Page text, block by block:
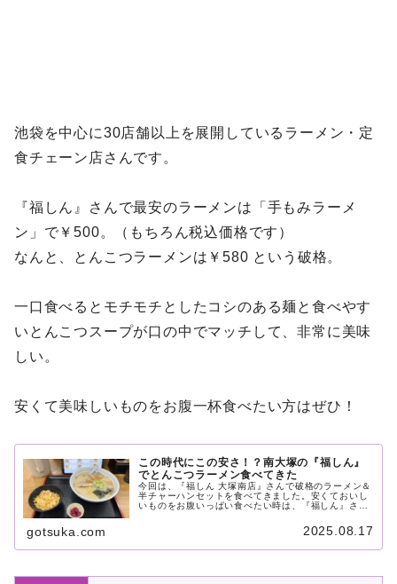
池袋を中心に30店舗以上を展開しているラーメン・定
食チェーン店さんです。
『福しん』さんで最安のラーメンは「手もみラーメ
ン」で￥500。（もちろん税込価格です）
なんと、とんこつラーメンは￥580 という破格。
一口食べるとモチモチとしたコシのある麺と食べやす
いとんこつスープが口の中でマッチして、非常に美味
しい。
安くて美味しいものをお腹一杯食べたい方はぜひ！
この時代にこの安さ！？南大塚の『福しん』
でとんこつラーメン食べてきた
今回は、『福しん 大塚南店』さんで破格のラーメン＆
半チャーハンセットを食べてきました。安くておいし
いものをお腹いっぱい食べたい時は、『福しん』さん
を食べたい方必見の記事となっています！
gotsuka.com 2025.08.17